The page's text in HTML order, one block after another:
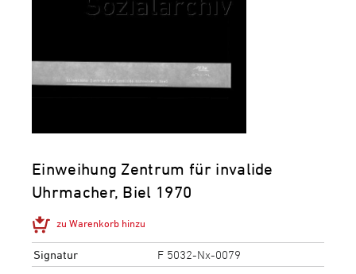
Einweihung Zentrum für invalide
Uhrmacher, Biel 1970
zu Warenkorb hinzu
Signatur
F 5032-Nx-0079